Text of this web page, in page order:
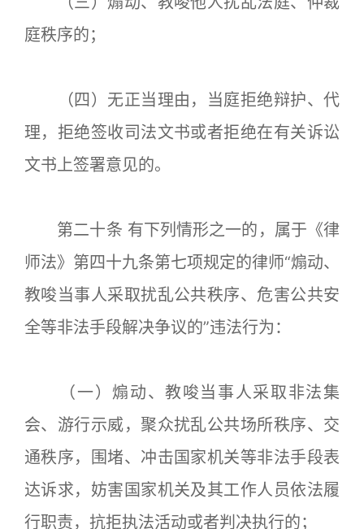
庭秩序的；
（四）无正当理由，当庭拒绝辩护、代
理，拒绝签收司法文书或者拒绝在有关诉讼
文书上签署意见的。
第二十条 有下列情形之一的，属于《律
师法》第四十九条第七项规定的律师“煽动、
教唆当事人采取扰乱公共秩序、危害公共安
全等非法手段解决争议的”违法行为：
（一）煽动、教唆当事人采取非法集
会、游行示威，聚众扰乱公共场所秩序、交
通秩序，围堵、冲击国家机关等非法手段表
达诉求，妨害国家机关及其工作人员依法履
行职责，抗拒执法活动或者判决执行的；